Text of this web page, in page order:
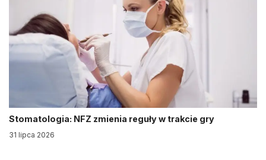
Stomatologia: NFZ zmienia reguły w trakcie gry
31 lipca 2026